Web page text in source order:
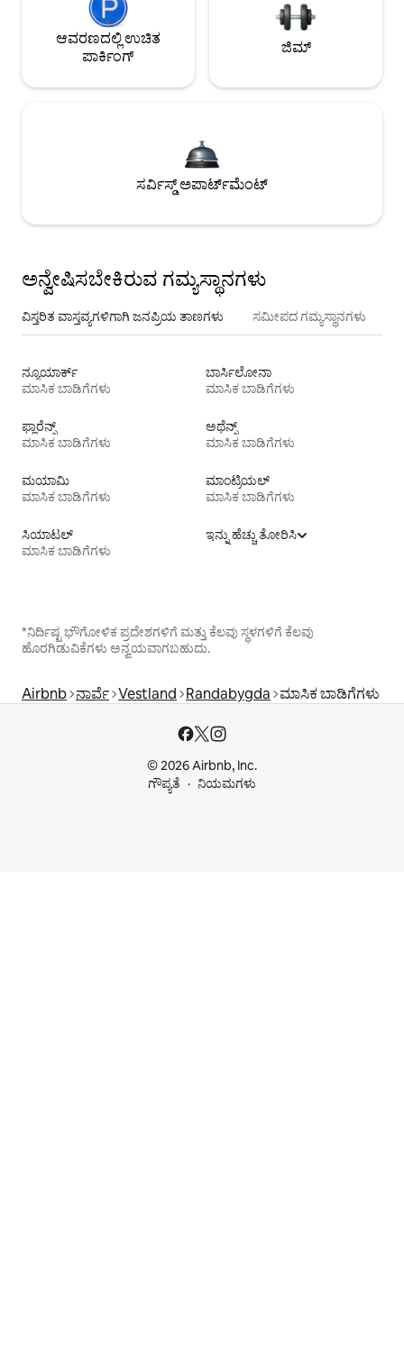
ಆವರಣದಲ್ಲಿ ಉಚಿತ
ಪಾರ್ಕಿಂಗ್
ಜಿಮ್
ಸರ್ವಿಸ್ಡ್ ಅಪಾರ್ಟ್‌ಮೆಂಟ್
ಅನ್ವೇಷಿಸಬೇಕಿರುವ ಗಮ್ಯಸ್ಥಾನಗಳು
ವಿಸ್ತರಿತ ವಾಸ್ತವ್ಯಗಳಿಗಾಗಿ ಜನಪ್ರಿಯ ತಾಣಗಳು ಸಮೀಪದ ಗಮ್ಯಸ್ಥಾನಗಳು
ನ್ಯೂಯಾರ್ಕ್
ಮಾಸಿಕ ಬಾಡಿಗೆಗಳು
ಬಾರ್ಸಿಲೋನಾ
ಮಾಸಿಕ ಬಾಡಿಗೆಗಳು
ಫ್ಲಾರೆನ್ಸ್
ಮಾಸಿಕ ಬಾಡಿಗೆಗಳು
ಅಥೆನ್ಸ್
ಮಾಸಿಕ ಬಾಡಿಗೆಗಳು
ಮಯಾಮಿ
ಮಾಸಿಕ ಬಾಡಿಗೆಗಳು
ಮಾಂಟ್ರಿಯಲ್
ಮಾಸಿಕ ಬಾಡಿಗೆಗಳು
ಸಿಯಾಟಲ್
ಮಾಸಿಕ ಬಾಡಿಗೆಗಳು
ಇನ್ನು ಹೆಚ್ಚು ತೋರಿಸಿ
*ನಿರ್ದಿಷ್ಟ ಭೌಗೋಳಿಕ ಪ್ರದೇಶಗಳಿಗೆ ಮತ್ತು ಕೆಲವು ಸ್ಥಳಗಳಿಗೆ ಕೆಲವು
ಹೊರಗಿಡುವಿಕೆಗಳು ಅನ್ವಯವಾಗಬಹುದು.
Airbnb ನಾರ್ವೆ Vestland Randabygda ಮಾಸಿಕ ಬಾಡಿಗೆಗಳು
© 2026 Airbnb, Inc.
ಗೌಪ್ಯತೆ
ನಿಯಮಗಳು